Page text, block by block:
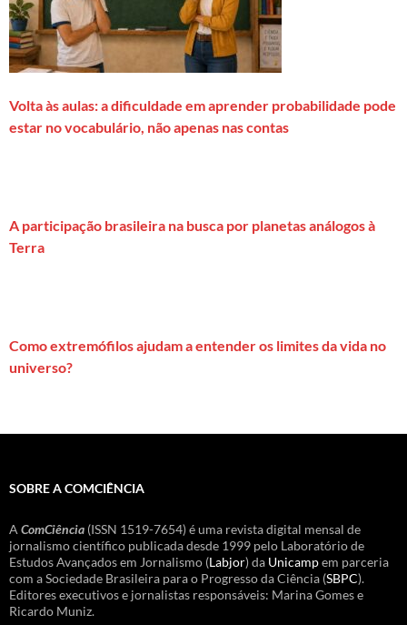
Volta às aulas: a dificuldade em aprender probabilidade pode
estar no vocabulário, não apenas nas contas
A participação brasileira na busca por planetas análogos à
Terra
Como extremófilos ajudam a entender os limites da vida no
universo?
SOBRE A COMCIÊNCIA
A ComCiência (ISSN 1519-7654) é uma revista digital mensal de
jornalismo científico publicada desde 1999 pelo Laboratório de
Estudos Avançados em Jornalismo (Labjor) da Unicampem parceria
com a Sociedade Brasileira para o Progresso da Ciência (SBPC).
Editores executivos e jornalistas responsáveis: Marina Gomes e
Ricardo Muniz.